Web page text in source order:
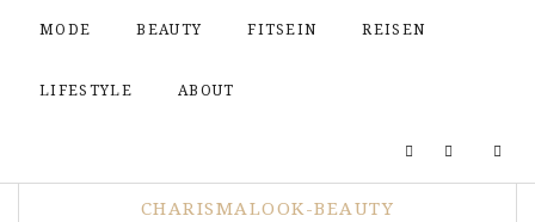
MODE BEAUTY FITSEIN REISEN
LIFESTYLE ABOUT
CHARISMALOOK-BEAUTY